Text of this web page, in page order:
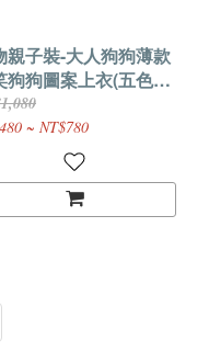
親子裝-大人狗狗薄款
狗狗圖案上衣(五色兩
~ NT$780